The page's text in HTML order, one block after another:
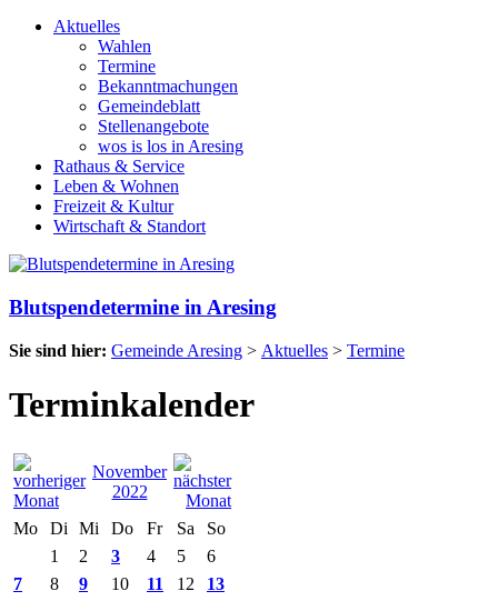
Aktuelles
Wahlen
Termine
Bekanntmachungen
Gemeindeblatt
Stellenangebote
wos is los in Aresing
Rathaus & Service
Leben & Wohnen
Freizeit & Kultur
Wirtschaft & Standort
Blutspendetermine in Aresing
Sie sind hier: Gemeinde Aresing > Aktuelles > Termine
Terminkalender
November
2022
Mo
Di Mi Do Fr Sa
So
1
2 3 4 5
6
7
8 9 10 11 12
13